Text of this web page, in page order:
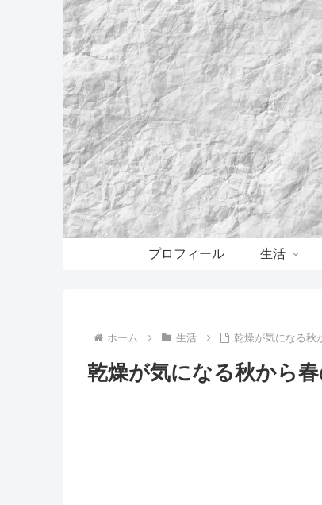
プロフィール 生活
ホーム 生活 乾燥が気になる秋
乾燥が気になる秋から